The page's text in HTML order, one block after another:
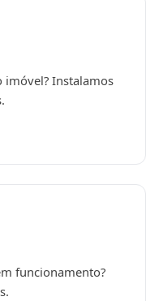
imóvel? Instalamos
funcionamento?